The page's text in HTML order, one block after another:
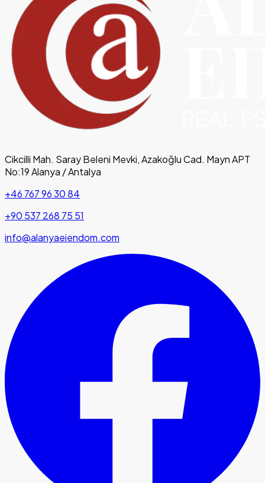
Cikcilli Mah. Saray Beleni Mevki, Azakoğlu Cad. Mayn APT
No:19 Alanya / Antalya
+46 767 96 30 84
+90 537 268 75 51
info@alanyaeiendom.com